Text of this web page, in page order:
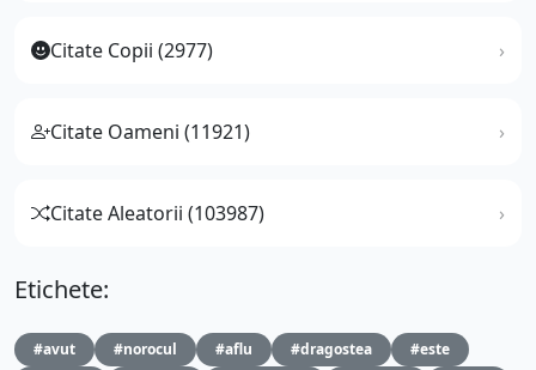
Citate Copii (2977)
Citate Oameni (11921)
Citate Aleatorii (103987)
Etichete:
#avut #norocul #aflu #dragostea
#este